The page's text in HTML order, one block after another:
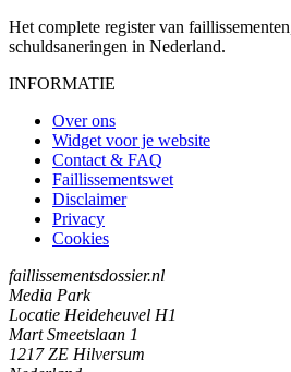
Het complete register van
schuldsaneringen in Nederland.
INFORMATIE
Over ons
Widget voor je website
Contact & FAQ
Faillissementswet
Disclaimer
Privacy
Cookies
faillissementsdossier.nl
Media Park
Locatie Heideheuvel H1
Mart Smeetslaan 1
1217 ZE Hilversum